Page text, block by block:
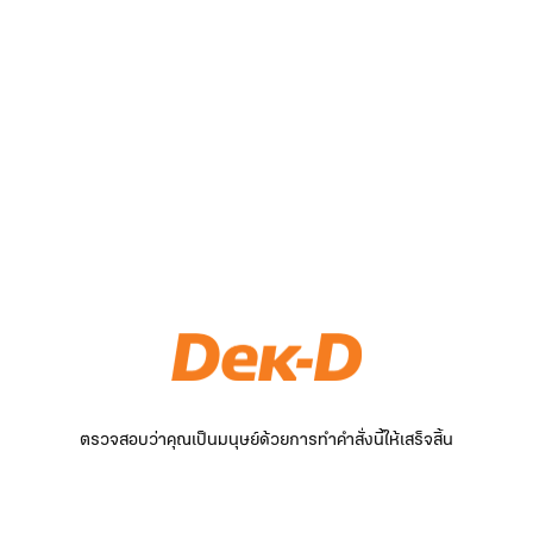
ตรวจสอบว่าคุณเป็นมนุษย์ด้วยการทำคำสั่งนี้ให้เสร็จสิ้น